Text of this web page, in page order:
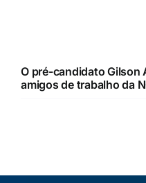
O pré-candidato Gilson
amigos de trabalho da